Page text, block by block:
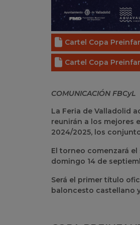
Cartel Copa
Cartel Copa
COMUNICACIÓN FBCyL
La Feria de Valladolid
reunirán a los mejores
2024/2025, los
El torneo comenzará
domingo 14 de
Será el primer título
baloncesto castellano